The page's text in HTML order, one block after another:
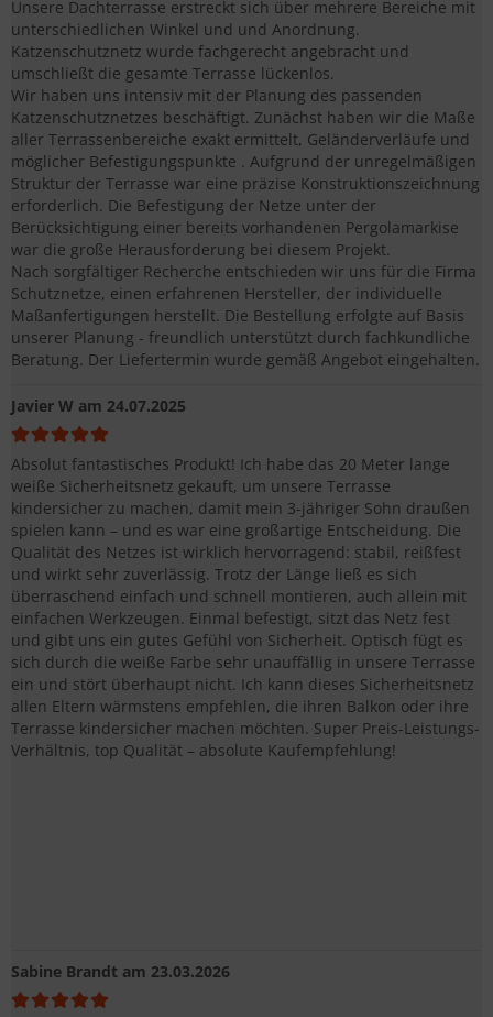
Unsere Dachterrasse erstreckt sich über mehrere Bereiche mit
unterschiedlichen Winkel und und Anordnung.
Katzenschutznetz wurde fachgerecht angebracht und
umschließt die gesamte Terrasse lückenlos.
Wir haben uns intensiv mit der Planung des passenden
Katzenschutznetzes beschäftigt. Zunächst haben wir die Maße
aller Terrassenbereiche exakt ermittelt, Geländerverläufe und
möglicher Befestigungspunkte . Aufgrund der unregelmäßigen
Struktur der Terrasse war eine präzise Konstruktionszeichnung
erforderlich. Die Befestigung der Netze unter der
Berücksichtigung einer bereits vorhandenen Pergolamarkise
war die große Herausforderung bei diesem Projekt.
Nach sorgfältiger Recherche entschieden wir uns für die Firma
Schutznetze, einen erfahrenen Hersteller, der individuelle
Maßanfertigungen herstellt. Die Bestellung erfolgte auf Basis
unserer Planung - freundlich unterstützt durch fachkundliche
Beratung. Der Liefertermin wurde gemäß Angebot eingehalten.
Javier W am 24.07.2025
Absolut fantastisches Produkt! Ich habe das 20 Meter lange
weiße Sicherheitsnetz gekauft, um unsere Terrasse
kindersicher zu machen, damit mein 3-jähriger Sohn draußen
spielen kann – und es war eine großartige Entscheidung. Die
Qualität des Netzes ist wirklich hervorragend: stabil, reißfest
und wirkt sehr zuverlässig. Trotz der Länge ließ es sich
überraschend einfach und schnell montieren, auch allein mit
einfachen Werkzeugen. Einmal befestigt, sitzt das Netz fest
und gibt uns ein gutes Gefühl von Sicherheit. Optisch fügt es
sich durch die weiße Farbe sehr unauffällig in unsere Terrasse
ein und stört überhaupt nicht. Ich kann dieses Sicherheitsnetz
allen Eltern wärmstens empfehlen, die ihren Balkon oder ihre
Terrasse kindersicher machen möchten. Super Preis-Leistungs-
Verhältnis, top Qualität – absolute Kaufempfehlung!
Sabine Brandt am 23.03.2026